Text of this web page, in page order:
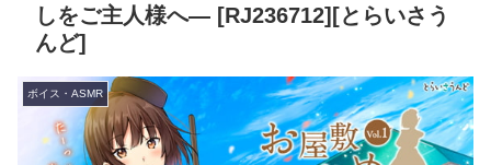
しをご主人様へ― [RJ236712][とらいさう
んど]
ボイス・ASMR